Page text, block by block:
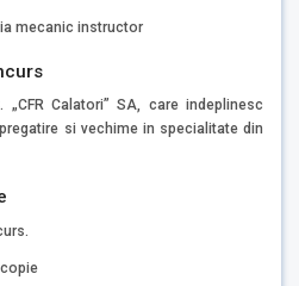
mecanic instructor
„CFR Calatori” SA, care indeplinesc
si vechime in specialitate din